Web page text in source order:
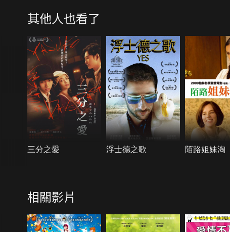
其他人也看了
三分之愛 浮士德之歌 陌路姐妹淘
相關影片